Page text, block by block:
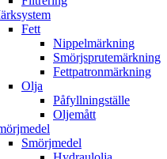
Fett
Nippelmärkning
Smörjsprutemärkning
Fettpatronmärkning
Olja
Påfyllningställe
Oljemått
Smörjmedel